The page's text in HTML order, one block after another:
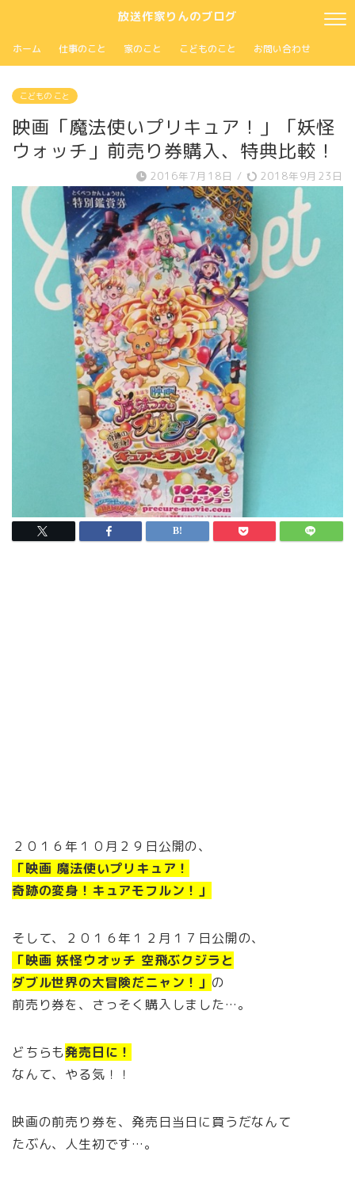
放送作家りんのブログ
ホーム 仕事のこと 家のこと こどものこと お問い合わせ
こどもの こと
映画「魔法使いプリキュア！」「妖怪
ウォッチ」前売り券購入、特典比較！
2016年7月18日 / 2018年9月23日
２０１６年１０月２９日公開の、
「映画 魔法使いプリキュア！
奇跡の変身！キュアモフルン！」
そして、２０１６年１２月１７日公開の、
「映画 妖怪ウオッチ 空飛ぶクジラと
ダブル世界の大冒険だニャン！」 の
前売り券を、さっそく購入しました…。
どちらも発売日に！
なんて、やる気！！
映画の前売り券を、発売日当日に買うだなんて
たぶん、人生初です…。